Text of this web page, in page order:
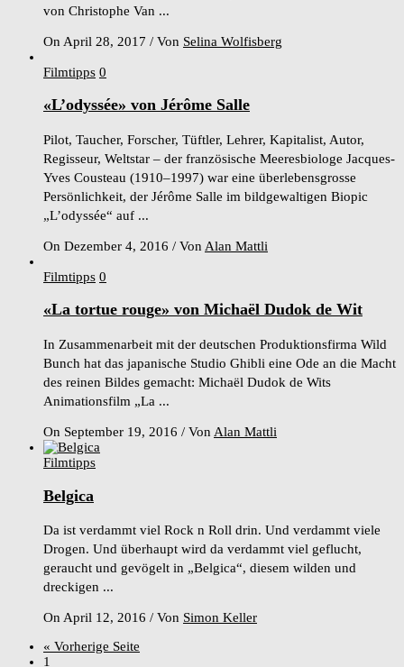
von Christophe Van ...
On April 28, 2017 / Von Selina Wolfisberg
Filmtipps 0
«L’odyssée» von Jérôme Salle
Pilot, Taucher, Forscher, Tüftler, Lehrer, Kapitalist, Autor,
Regisseur, Weltstar – der französische Meeresbiologe Jacques-
Yves Cousteau (1910–1997) war eine überlebensgrosse
Persönlichkeit, der Jérôme Salle im bildgewaltigen Biopic
„L’odyssée“ auf ...
On Dezember 4, 2016 / Von Alan Mattli
Filmtipps 0
«La tortue rouge» von Michaël Dudok de Wit
In Zusammenarbeit mit der deutschen Produktionsfirma Wild
Bunch hat das japanische Studio Ghibli eine Ode an die Macht
des reinen Bildes gemacht: Michaël Dudok de Wits
Animationsfilm „La ...
On September 19, 2016 / Von Alan Mattli
Filmtipps
Belgica
Da ist verdammt viel Rock n Roll drin. Und verdammt viele
Drogen. Und überhaupt wird da verdammt viel geflucht,
geraucht und gevögelt in „Belgica“, diesem wilden und
dreckigen ...
On April 12, 2016 / Von Simon Keller
« Vorherige Seite
1